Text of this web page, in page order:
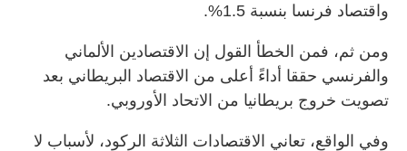
واقتصاد فرنسا بنسبة 1.5%.
ومن ثم، فمن الخطأ القول إن الاقتصادين الألماني
والفرنسي حققا أداءً أعلى من الاقتصاد البريطاني بعد
تصويت خروج بريطانيا من الاتحاد الأوروبي.
وفي الواقع، تعاني الاقتصادات الثلاثة الركود، لأسباب لا